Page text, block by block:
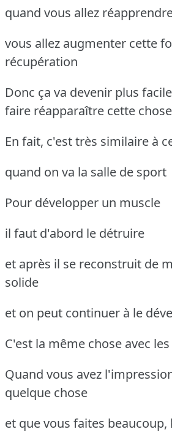
quand vous allez
vous allez augmenter cette
récupération
Donc ça va devenir plus
faire réapparaître cette chose
En fait, c'est très similaire à
quand on va la salle de sport
Pour développer un muscle
il faut d'abord le détruire
et après il se reconstruit de
solide
et on peut continuer à le
C'est la même chose avec
Quand vous avez
quelque chose
et que vous faites beaucoup,